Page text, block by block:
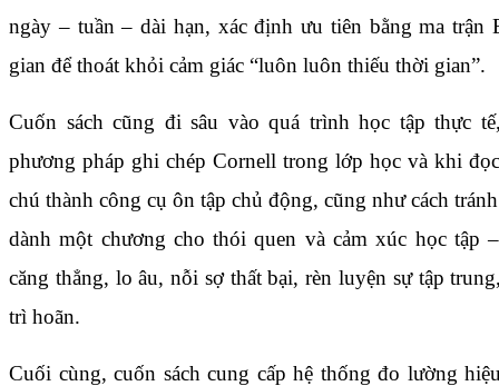
ngày – tuần – dài hạn, xác định ưu tiên bằng ma trận
gian để thoát khỏi cảm giác “luôn luôn thiếu thời gian”.
Cuốn sách cũng đi sâu vào quá trình học tập thực
phương pháp ghi chép Cornell trong lớp học và khi
chú thành công cụ ôn tập chủ động, cũng như cách
dành một chương cho thói quen và cảm xúc học tập
căng thẳng, lo âu, nỗi sợ thất bại, rèn luyện sự tập
trì hoãn.
Cuối cùng, cuốn sách cung cấp hệ thống đo lường